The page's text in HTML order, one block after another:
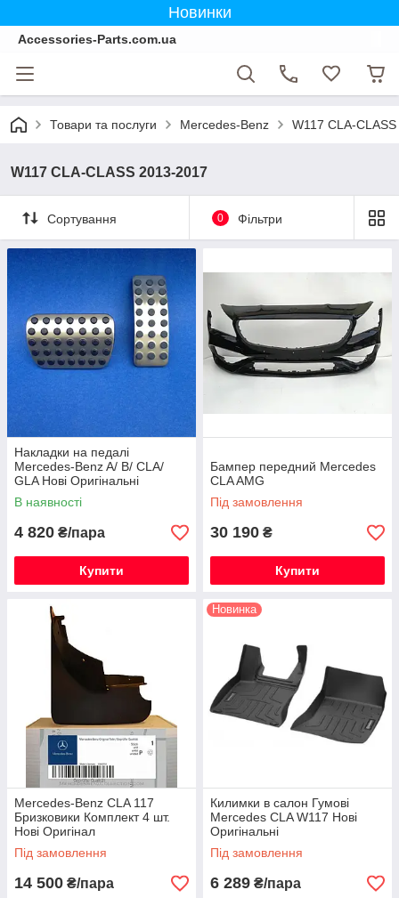
Новинки
Accessories-Parts.com.ua
Товари та послуги Mercedes-Benz W117 CLA-
W117 CLA-CLASS 2013-2017
Сортування 0 Фільтри
Накладки на педалі
Mercedes-Benz A/ B/ CLA/
GLA Нові Оригінальні
В наявності
4 820 ₴/пара
Купити
Бампер передний Mercedes
CLA AMG
Під замовлення
30 190 ₴
Купити
Mercedes-Benz CLA 117
Бризковики Комплект 4 шт.
Нові Оригінал
Під замовлення
14 500 ₴/пара
Новинка
Килимки в салон Гумові
Mercedes CLA W117 Нові
Оригінальні
Під замовлення
6 289 ₴/пара